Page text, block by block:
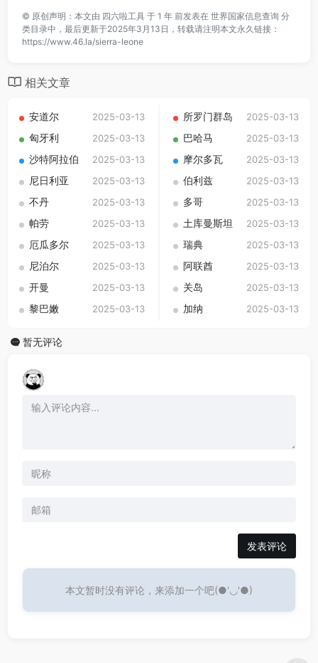
© 原创声明：本文由 四六啦工具 于 1 年 前发表在 世界国家信息查询 分
类目录中，最后更新于2025年3月13日，转载请注明本文永久链接：
https://www.46.la/sierra-leone
相关文章
安道尔 2025-03-13 所罗门群岛 2025-03-13
匈牙利 2025-03-13 巴哈马 2025-03-13
沙特阿拉伯 2025-03-13 摩尔多瓦 2025-03-13
尼日利亚 2025-03-13 伯利兹 2025-03-13
不丹 2025-03-13 多哥 2025-03-13
帕劳 2025-03-13 土库曼斯坦 2025-03-13
厄瓜多尔 2025-03-13 瑞典 2025-03-13
尼泊尔 2025-03-13 阿联酋 2025-03-13
开曼 2025-03-13 关岛 2025-03-13
黎巴嫩 2025-03-13 加纳 2025-03-13
暂无评论
发表评论
本文暂时没有评论，来添加一个吧(●'◡'●)